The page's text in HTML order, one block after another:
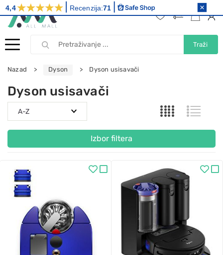
Traži
Nazad Dyson Dyson usisavači
Dyson usisavači
Izbor filtera
4,4 Recenzija:71